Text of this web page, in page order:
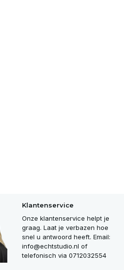
Klantenservice
Onze klantenservice helpt je
graag. Laat je verbazen hoe
snel u antwoord heeft. Email:
info@echtstudio.nl of
telefonisch via 0712032554